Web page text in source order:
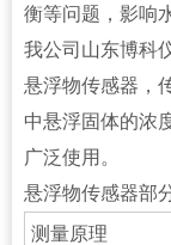
衡等问题，影响
我公司山东博科
悬浮物传感器，
中悬浮固体的浓
广泛使用。
悬浮物传感器部
测量原理